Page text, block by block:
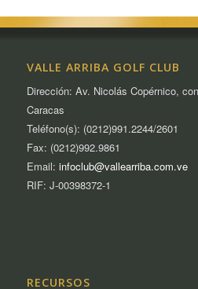
VALLE ARRIBA GOLF CLUB
Dirección: Av. Nicolás Copérnico,
Caracas
Teléfono(s): (0212)991.2244/2601
Fax: (0212)992.9861
Email: infoclub@vallearriba.com.ve
RIF: J-00398372-1
RECURSOS